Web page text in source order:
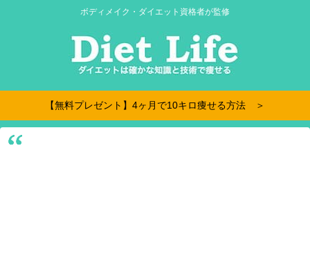
ボディメイク・ダイエット資格者が監修
【無料プレゼント】4ヶ月で10キロ痩せる方法 ＞